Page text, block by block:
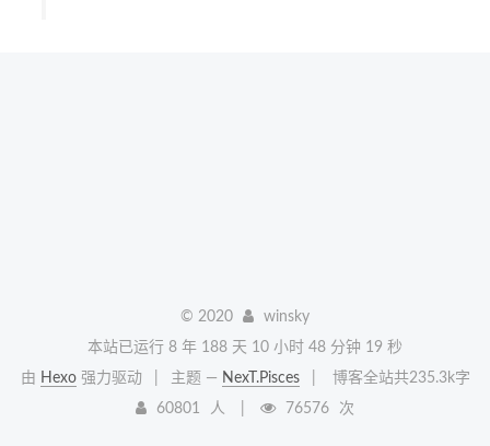
© 2020
winsky
本站已运行 8 年 188 天 10 小时 48 分钟 19 秒
由 Hexo强力驱动 主题 — NexT.Pisces
博客全站共235.3k字
60801
人 76576 次